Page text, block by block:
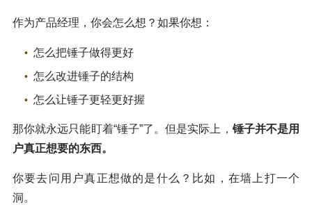
作为产品经理，你会怎么想？如果你想：
怎么把锤子做得更好
怎么改进锤子的结构
怎么让锤子更轻更好握
那你就永远只能盯着“锤子”了。但是实际上， 锤子并不是用
户真正想要的东西。
你要去问用户真正想做的是什么？比如，在墙上打一个
洞。